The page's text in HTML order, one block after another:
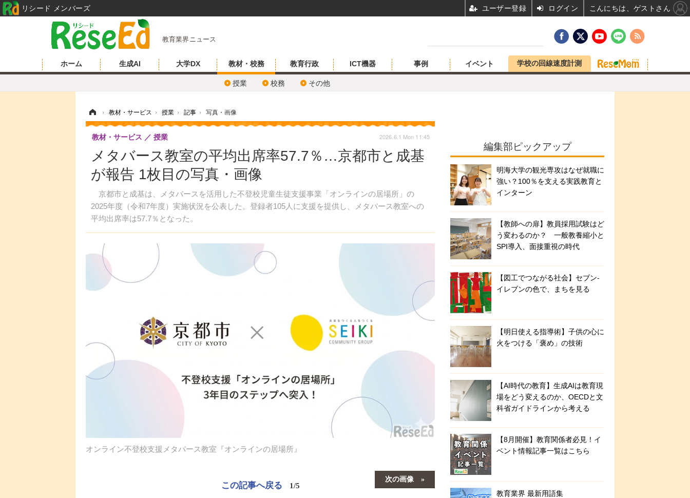
教育業界ニュース
ホーム 生成AI 大学DX 教材・校務
授業 校務 その他
教育行政 ICT機器 事例 イベント 学校の回線速度計測
› 教材・サービス › 授業 › 記事 › 写真・画像
メタバース教室の平均出席率57.7％…京都市と成基
が報告 1枚目の写真・画像
京都市と成基は、メタバースを活用した不登校児童生徒支援事業「オンラインの居場所」の
2025年度（令和7年度）実施状況を公表した。登録者105人に支援を提供し、メタバース教室への
平均出席率は57.7％となった。
教材・サービス 授業 2026.6.1 Mon 11:45
オンライン不登校支援メタバース教室『オンラインの居場所』
次の画像
この記事へ戻る 1/5
編集部ピックアップ
明海大学の観光専攻はなぜ就職に
強い？100％を支える実践教育と
インターン
【教師への扉】教員採用試験はど
う変わるのか？ 一般教養縮小と
SPI導入、面接重視の時代
【図工でつながる社会】セブン‐
イレブンの色で、まちを見る
【明日使える指導術】子供の心に
火をつける「褒め」の技術
【AI時代の教育】生成AIは教育現
場をどう変えるのか、OECDと文
科省ガイドラインから考える
【8月開催】教育関係者必見！イ
ベント情報記事一覧はこちら
教育業界 最新用語集
リシード メンバーズ ユーザー登録 ログイン こんにちは、ゲストさん